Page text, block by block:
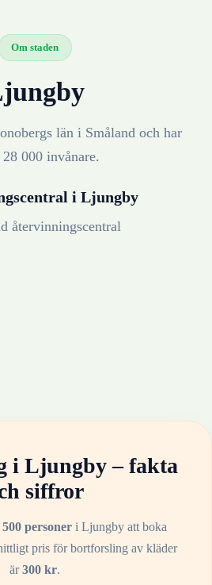
Om staden
län i Småland och har
000 invånare.
i Ljungby
återvinningscentral
i Ljungby– fakta
siffror
500 personer i Ljungby att boka
pris för bortforsling av kläder
är300 kr.